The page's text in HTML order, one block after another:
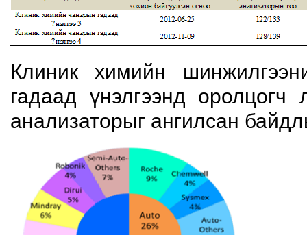
Клиник химийн
гадаад үнэлгээнд оролцогч
анализаторыг ангилсан